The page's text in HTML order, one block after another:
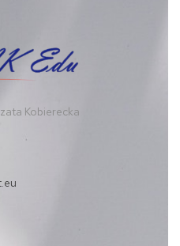
Kobierecka